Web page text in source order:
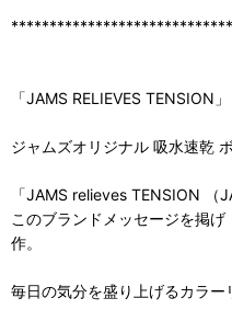
「JAMS RELIEVES TENSION
ジャムズオリジナル 吸水速乾
「JAMS relieves TENSION （
このブランドメッセージを掲
作。
毎日の気分を盛り上げるカラー